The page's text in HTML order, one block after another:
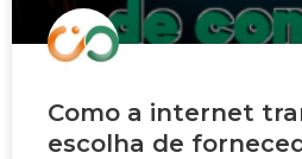
Como a internet
escolha de